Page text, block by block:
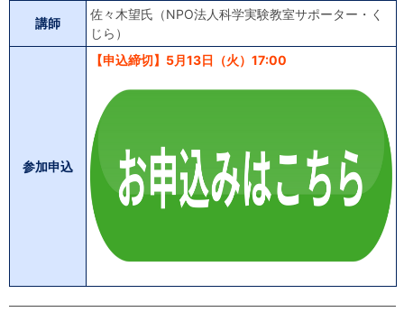
よくある質問
日本語
講師
佐々木望氏（NPO法人科学実験教室サポーター・く
じら）
参加申込
【申込締切】5月13日（火）17:00